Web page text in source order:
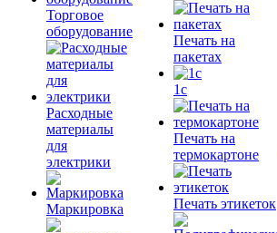
Торговое
оборудование
Расходные
материалы
для
электрики
Маркировка
Печать на
пакетах
1c
Печать на
термокартоне
Печать этикеток